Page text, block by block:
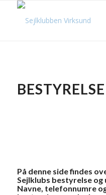
På denne side findes
Sejlklubs bestyrelse og
Navne, telefonnumre